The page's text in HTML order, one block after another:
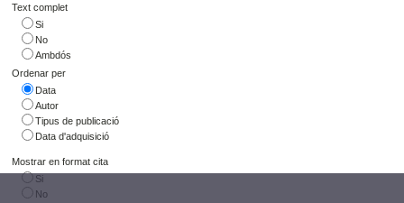
Text complet
Si
No
Ambdós
Ordenar per
Data
Autor
Tipus de publicació
Data d'adquisició
Mostrar en format cita
Si
No